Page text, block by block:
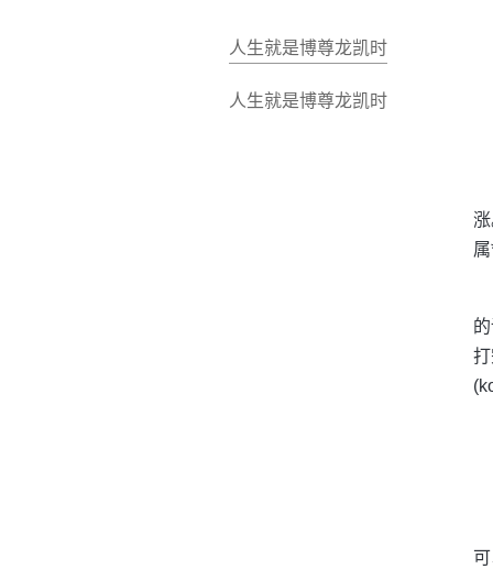
人生就是博尊龙凯时
人生就是博尊龙凯时